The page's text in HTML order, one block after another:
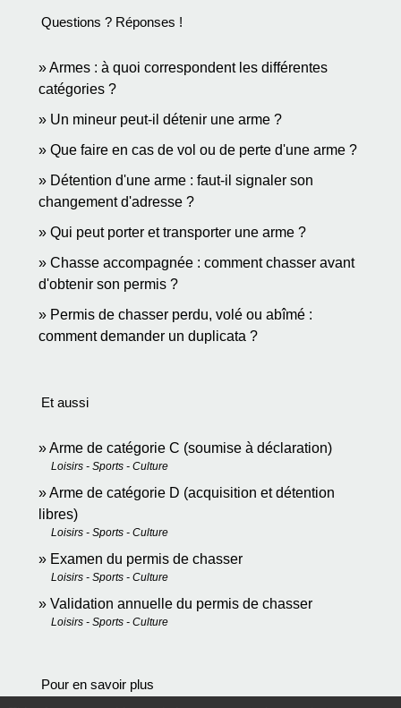
Questions ? Réponses !
Armes : à quoi correspondent les différentes
catégories ?
Un mineur peut-il détenir une arme ?
Que faire en cas de vol ou de perte d'une arme ?
Détention d'une arme : faut-il signaler son
changement d'adresse ?
Qui peut porter et transporter une arme ?
Chasse accompagnée : comment chasser avant
d'obtenir son permis ?
Permis de chasser perdu, volé ou abîmé :
comment demander un duplicata ?
Et aussi
Arme de catégorie C (soumise à déclaration)
Loisirs - Sports - Culture
Arme de catégorie D (acquisition et détention
libres)
Loisirs - Sports - Culture
Examen du permis de chasser
Loisirs - Sports - Culture
Validation annuelle du permis de chasser
Loisirs - Sports - Culture
Pour en savoir plus